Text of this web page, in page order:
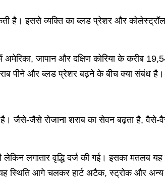
है। इससे व्यक्ति का ब्लड प्रेशर और
जापान और दक्षिण कोरिया के करीब
पीने और ब्लड प्रेशर बढ़ने के बीच क्या संबंध है।
जैसे-जैसे रोजाना शराब का सेवन बढ़ता है, वैसे-
लगातार वृद्धि दर्ज की गई। इसका मतलब
आगे चलकर हार्ट अटैक, स्ट्रोक और अन्य